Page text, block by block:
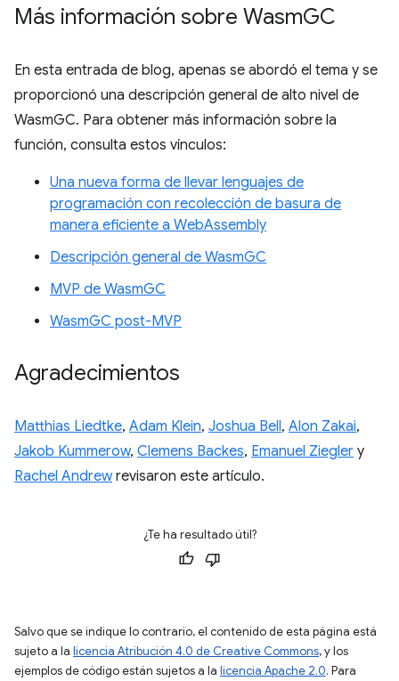
Más información sobre WasmGC
En esta entrada de blog, apenas se abordó el tema y se
proporcionó una descripción general de alto nivel de
WasmGC. Para obtener más información sobre la
función, consulta estos vínculos:
Una nueva forma de llevar lenguajes de
programación con recolección de basura de
manera eficiente a WebAssembly
Descripción general de WasmGC
MVP de WasmGC
WasmGC post-MVP
Agradecimientos
Matthias Liedtke, Adam Klein, Joshua Bell, Alon Zakai,
Jakob Kummerow, Clemens Backes, Emanuel Ziegler y
Rachel Andrewrevisaron este artículo.
¿Te ha resultado útil?
Salvo que se indique lo contrario, el contenido de esta página está
sujeto a la licencia Atribución 4.0 de Creative Commons, y los
ejemplos de código están sujetos a la licencia Apache 2.0. Para